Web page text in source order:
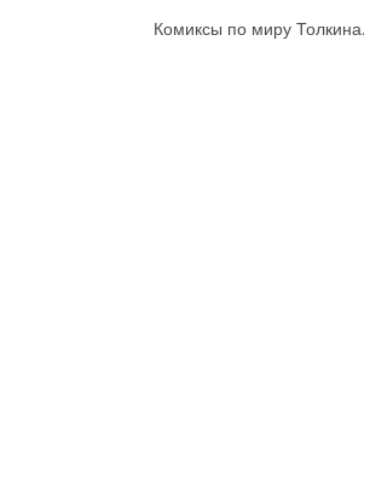
Комиксы по миру Толкина.